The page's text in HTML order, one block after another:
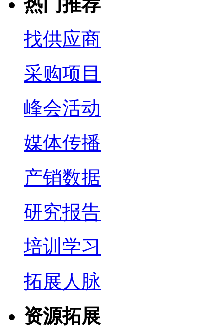
找供应商
采购项目
峰会活动
媒体传播
产销数据
研究报告
培训学习
拓展人脉
资源拓展